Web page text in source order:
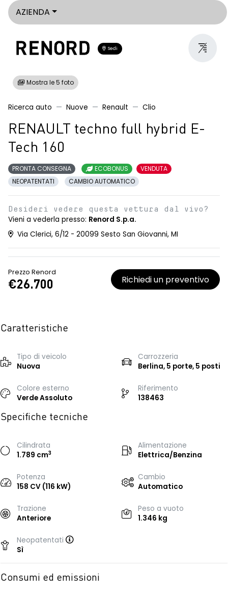
AZIENDA
Sedi
Mostra le 5 foto
Ricerca auto Nuove Renault Clio
RENAULT techno full hybrid E-
Tech 160
PRONTA CONSEGNA ECOBONUS
VENDUTA
NEOPATENTATI
CAMBIO AUTOMATICO
Desideri vedere questa vettura dal vivo?
Vieni a vederla presso: Renord S.p.a.
Via Clerici, 6/12 - 20099 Sesto San Giovanni, MI
Prezzo Renord
€26.700 Richiedi un preventivo
Caratteristiche
Tipo di veicolo
Nuova
Carrozzeria
Berlina, 5 porte, 5 posti
Colore esterno
Verde Assoluto
Riferimento
138463
Specifiche tecniche
Cilindrata
1.789 cm3
Alimentazione
Elettrica/Benzina
Potenza
158 CV (116 kW)
Cambio
Automatico
Trazione
Anteriore
Peso a vuoto
1.346 kg
Neopatentati
Sì
Consumi ed emissioni